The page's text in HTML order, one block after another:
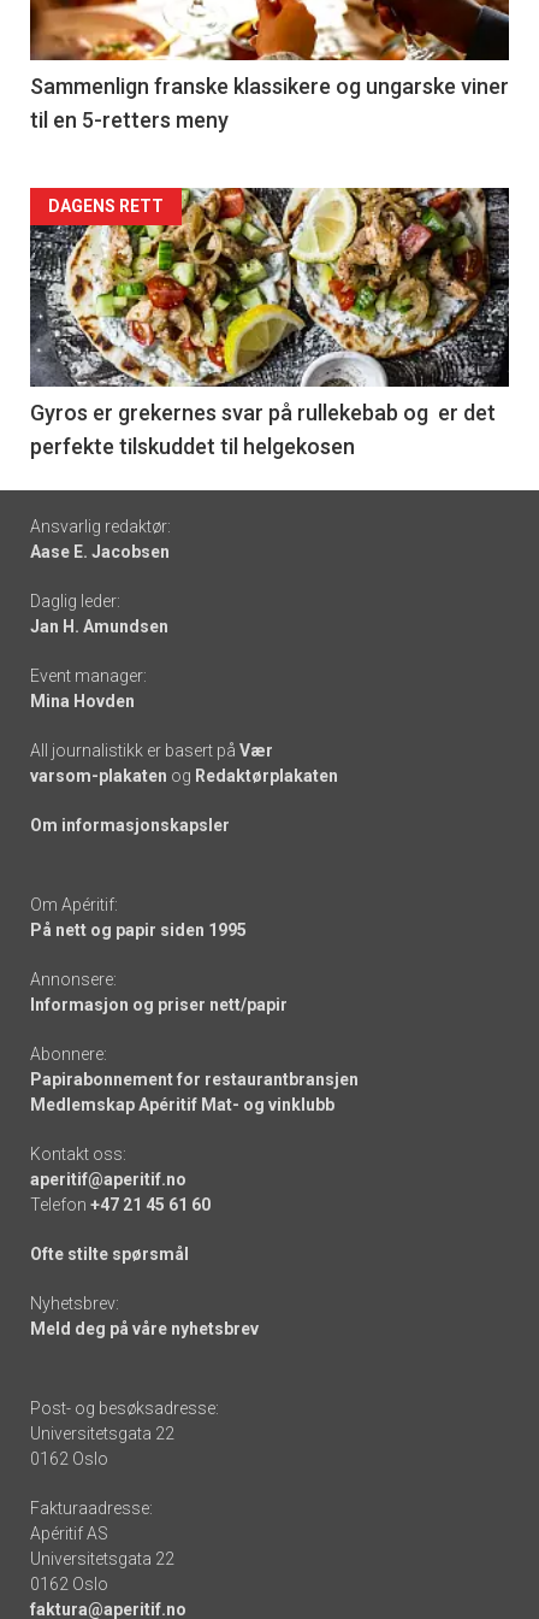
-
5
Sammenlign franske klassikere og ungarske viner
til en 5-retters meny
Forsiden
akkurat
nå
-
6
DAGENS RETT
Gyros er grekernes svar på rullekebab og er det
perfekte tilskuddet til helgekosen
Footer
-
links
Ansvarlig redaktør:
Aase E. Jacobsen
Daglig leder:
Jan H. Amundsen
Event manager:
Mina Hovden
All journalistikk er basert på Vær
varsom-plakaten og Redaktørplakaten
Om informasjonskapsler
Om Apéritif:
På nett og papir siden 1995
Annonsere:
Informasjon og priser nett/papir
Abonnere:
Papirabonnement for restaurantbransjen
Medlemskap Apéritif Mat- og vinklubb
Kontakt oss:
aperitif@aperitif.no
Telefon +47 21 45 61 60
Ofte stilte spørsmål
Nyhetsbrev:
Meld deg på våre nyhetsbrev
Post- og besøksadresse:
Universitetsgata 22
0162 Oslo
Fakturaadresse:
Apéritif AS
Universitetsgata 22
0162 Oslo
faktura@aperitif.no